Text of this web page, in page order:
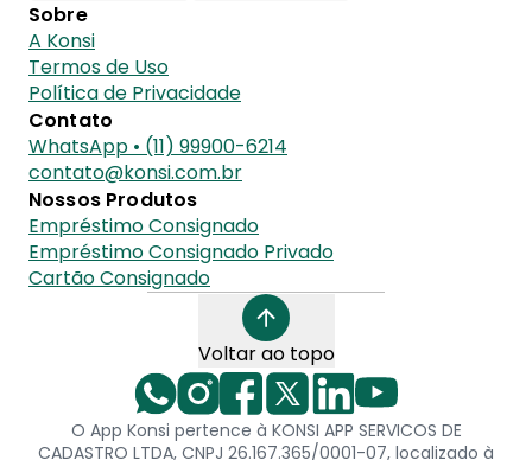
Sobre
A Konsi
Termos de Uso
Política de Privacidade
Contato
WhatsApp • (11) 99900-6214
contato@konsi.com.br
Nossos Produtos
Empréstimo Consignado
Empréstimo Consignado Privado
Cartão Consignado
Voltar ao topo
O App Konsi pertence à KONSI APP SERVICOS DE
CADASTRO LTDA, CNPJ 26.167.365/0001-07, localizado à